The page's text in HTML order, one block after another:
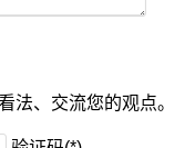
法、交流您的观点。